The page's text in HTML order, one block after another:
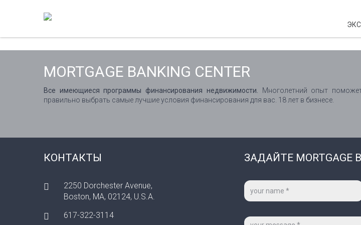
MORTGAGE BANKING CENTER
Все имеющиеся программы финансирования недвижимости.
Многолетний опыт
правильно выбрать самые лучшие условия финансирования для вас. 18 лет в бизнесе.
КОНТАКТЫ
2250 Dorchester Avenue,
Boston, MA, 02124, U.S.A.
617-322-3114
ЗАДАЙТЕ MORTGAGE
Ваше
имя
Сообщение